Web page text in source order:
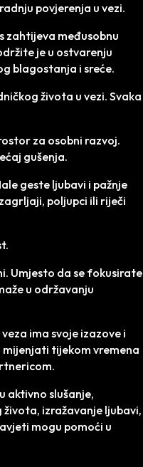
povjerenja u vezi.
zahtijeva međusobnu
je u ostvarenju
blagostanja i sreće.
života u vezi. Svaka
za osobni razvoj.
gušenja.
geste ljubavi i pažnje
poljupci ili riječi
Umjesto da se fokusirate
u održavanju
ima svoje izazove i
mijenjati tijekom vremena
aktivno slušanje,
izražavanje ljubavi,
mogu pomoći u